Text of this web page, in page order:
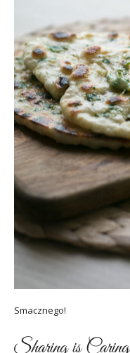
Smacznego!
Sharing is Caring